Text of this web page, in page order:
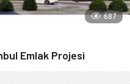
687
Emlak Projesi